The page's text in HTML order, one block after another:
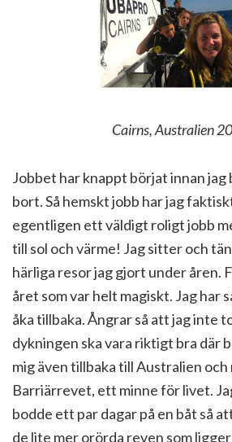
Cairns, Australien
Jobbet har knappt börjat innan jag
bort. Så hemskt jobb har jag
egentligen ett väldigt roligt jobb
till sol och värme! Jag sitter och
härliga resor jag gjort under åren.
året som var helt magiskt. Jag har
åka tillbaka. Ångrar så att jag inte
dykningen ska vara riktigt bra där
mig även tillbaka till Australien och
Barriärrevet, ett minne för livet.
bodde ett par dagar på en båt så
de lite mer orörda reven som